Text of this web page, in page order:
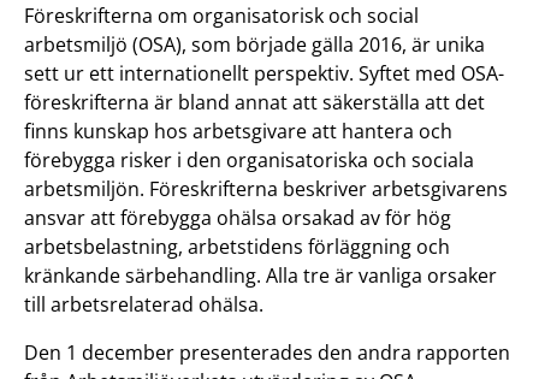
Föreskrifterna om organisatorisk och social
arbetsmiljö (OSA), som började gälla 2016, är unika
sett ur ett internationellt perspektiv. Syftet med OSA-
föreskrifterna är bland annat att säkerställa att det
finns kunskap hos arbetsgivare att hantera och
förebygga risker i den organisatoriska och sociala
arbetsmiljön. Föreskrifterna beskriver arbetsgivarens
ansvar att förebygga ohälsa orsakad av för hög
arbetsbelastning, arbetstidens förläggning och
kränkande särbehandling. Alla tre är vanliga orsaker
till arbetsrelaterad ohälsa.
Den 1 december presenterades den andra rapporten